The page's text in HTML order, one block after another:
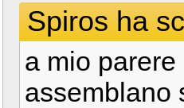
Spiros ha
a mio
assemblano